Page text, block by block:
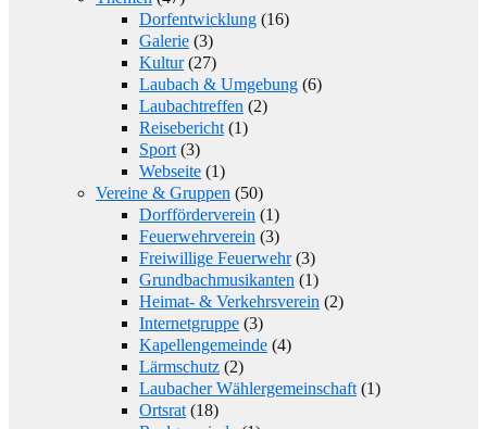
Dorfentwicklung (16)
Galerie (3)
Kultur(27)
Laubach & Umgebung (6)
Laubachtreffen (2)
Reisebericht (1)
Sport (3)
Webseite (1)
Vereine & Gruppen (50)
Dorfförderverein (1)
Feuerwehrverein (3)
Freiwillige Feuerwehr(3)
Grundbachmusikanten (1)
Heimat- & Verkehrsverein (2)
Internetgruppe (3)
Kapellengemeinde (4)
Lärmschutz (2)
Laubacher Wählergemeinschaft (1)
Ortsrat (18)